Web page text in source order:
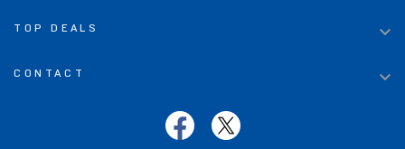
TOP DEALS 
CONTACT 